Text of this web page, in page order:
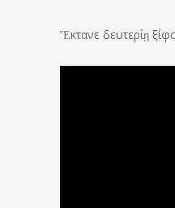
Ἔκτανε δευτερίῃ